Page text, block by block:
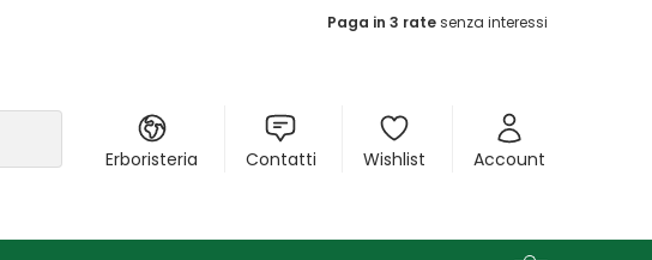
Paga in 3 ratesenza interessi
Erboristeria Contatti Wishlist Account